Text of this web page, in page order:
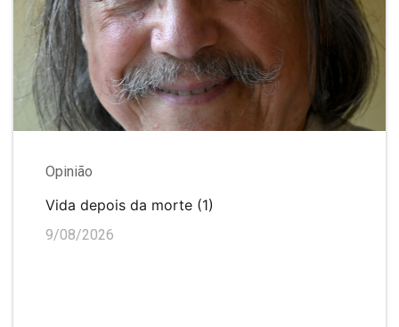
Opinião
Vida depois da morte (1)
9/08/2026